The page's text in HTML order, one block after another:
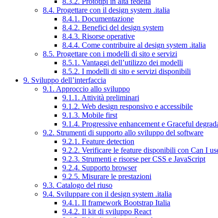
8.4. Progettare con il design system .italia
8.4.1. Documentazione
8.4.2. Benefici del design system
8.4.3. Risorse operative
8.4.4. Come contribuire al design system .italia
8.5. Progettare con i modelli di sito e servizi
8.5.1. Vantaggi dell’utilizzo dei modelli
8.5.2. I modelli di sito e servizi disponibili
9. Sviluppo dell’interfaccia
9.1. Approccio allo sviluppo
9.1.1. Attività preliminari
9.1.2. Web design responsivo e accessibile
9.1.3. Mobile first
9.1.4. Progressive enhancement e Graceful
9.2. Strumenti di supporto allo sviluppo del software
9.2.1. Feature detection
9.2.2. Verificare le feature disponibili con Can I
9.2.3. Strumenti e risorse per CSS e JavaScript
9.2.4. Supporto browser
9.2.5. Misurare le prestazioni
9.3. Catalogo del riuso
9.4. Sviluppare con il design system .italia
9.4.1. Il framework Bootstrap Italia
9.4.2. Il kit di sviluppo React